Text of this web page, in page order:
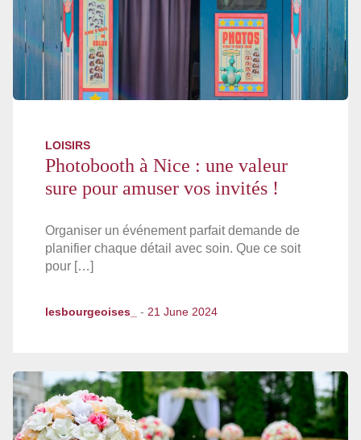
LOISIRS
Photobooth à Nice : une valeur
sure pour amuser vos invités !
Organiser un événement parfait demande de
planifier chaque détail avec soin. Que ce soit
pour […]
lesbourgeoises_ - 21 June 2024